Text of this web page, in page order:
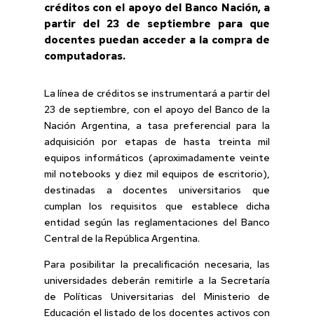
créditos con el apoyo del Banco Nación, a
partir del 23 de septiembre para que
docentes puedan acceder a la compra de
computadoras.
La línea de créditos se instrumentará a partir del
23 de septiembre, con el apoyo del Banco de la
Nación Argentina, a tasa preferencial para la
adquisición por etapas de hasta treinta mil
equipos informáticos (aproximadamente veinte
mil notebooks y diez mil equipos de escritorio),
destinadas a docentes universitarios que
cumplan los requisitos que establece dicha
entidad según las reglamentaciones del Banco
Central de la República Argentina.
Para posibilitar la precalificación necesaria, las
universidades deberán remitirle a la Secretaría
de Políticas Universitarias del Ministerio de
Educación el listado de los docentes activos con